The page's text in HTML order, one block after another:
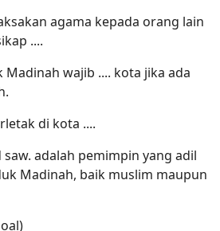
agama kepada orang lain
....
Madinah wajib .... kota jika ada
di kota ....
adalah pemimpin yang adil
Madinah, baik muslim maupun